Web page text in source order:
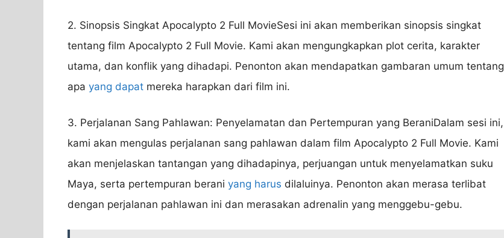
2. Sinopsis Singkat Apocalypto 2 Full MovieSesi ini akan memberikan sinopsis singkat
tentang film Apocalypto 2 Full Movie. Kami akan mengungkapkan plot cerita, karakter
utama, dan konflik yang dihadapi. Penonton akan mendapatkan gambaran umum tentang
apa yang dapat mereka harapkan dari film ini.
3. Perjalanan Sang Pahlawan: Penyelamatan dan Pertempuran yang BeraniDalam sesi ini,
kami akan mengulas perjalanan sang pahlawan dalam film Apocalypto 2 Full Movie. Kami
akan menjelaskan tantangan yang dihadapinya, perjuangan untuk menyelamatkan suku
Maya, serta pertempuran berani yang harus dilaluinya. Penonton akan merasa terlibat
dengan perjalanan pahlawan ini dan merasakan adrenalin yang menggebu-gebu.